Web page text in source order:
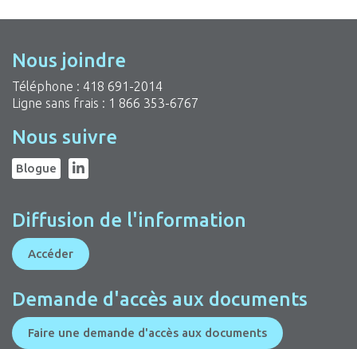
Nous joindre
Téléphone : 418 691-2014
Ligne sans frais : 1 866 353-6767
Nous suivre
Blogue
Diffusion de l'information
Accéder
Demande d'accès aux documents
Faire une demande d'accès aux documents